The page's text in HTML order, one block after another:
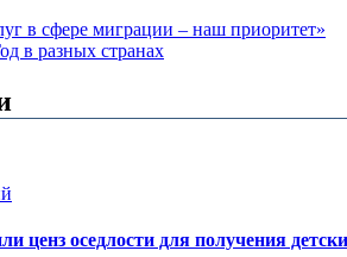
в сфере миграции – наш приоритет»
в разных странах
ценз оседлости для получения